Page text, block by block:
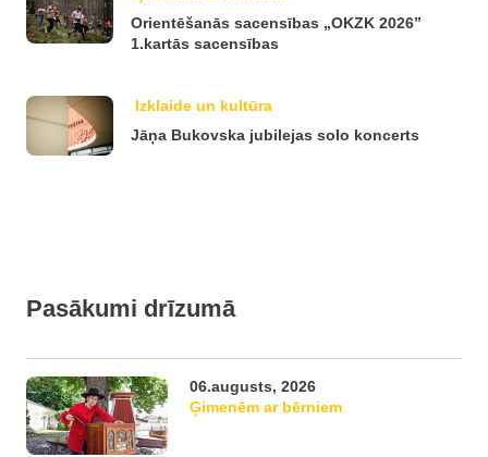
Orientēšanās sacensības „OKZK 2026”
1.kartās sacensības
Izklaide un kultūra
Jāņa Bukovska jubilejas solo koncerts
Pasākumi drīzumā
06.augusts, 2026
Ģimenēm ar bērniem